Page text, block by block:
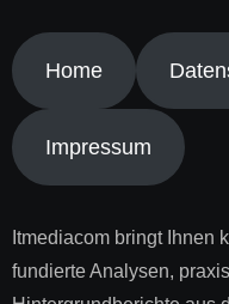
Home
Impressum
Itmediacom bringt Ihnen
fundierte Analysen,